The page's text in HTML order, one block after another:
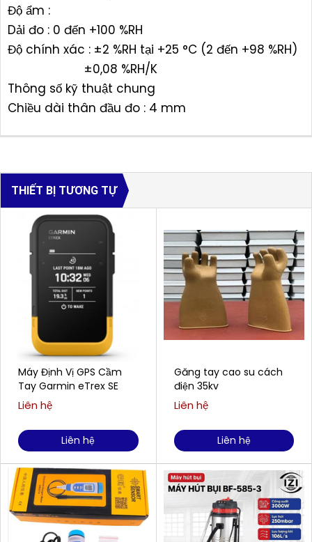
Độ ẩm :
Dải đo : 0 đến +100 %RH
Độ chính xác : ±2 %RH tại +25 °C (2 đến +98 %RH)
±0,08 %RH/K
Thông số kỹ thuật chung
Chiều dài thân đầu đo : 4 mm
THIẾT BỊ TƯƠNG TỰ
Máy Định Vị GPS Cầm
Tay Garmin eTrex SE
Liên hệ
Liên hệ
Găng tay cao su cách
điện 35kv
Liên hệ
Liên hệ